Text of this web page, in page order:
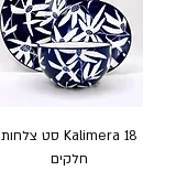
סט צלחות Kalimera 18
חלקים